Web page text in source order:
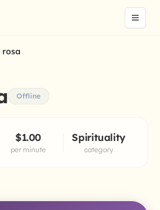
Offline
$1.00
per minute
Spirituality
category